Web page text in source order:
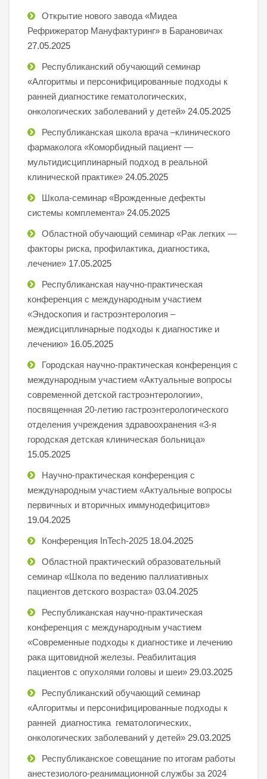
Открытие нового завода «Мидеа
Рефрижератор Мануфактуринг» в Барановичах
27.05.2025
Республиканский обучающий семинар
«Алгоритмы и персонифицированные подходы к
ранней диагностике гематологических,
онкологических заболеваний у детей» 24.05.2025
Республиканская школа врача –клинического
фармаколога «Коморбидный пациент —
мультидисциплинарный подход в реальной
клинической практике» 24.05.2025
Школа-семинар «Врожденные дефекты
системы комплемента» 24.05.2025
Областной обучающий семинар «Рак легких —
факторы риска, профилактика, диагностика,
лечение» 17.05.2025
Республиканская научно-практическая
конференция с международным участием
«Эндоскопия и гастроэнтерология –
междисциплинарные подходы к диагностике и
лечению» 16.05.2025
Городская научно-практическая конференция с
международным участием «Актуальные вопросы
современной детской гастроэнтерологии»,
посвященная 20-летию гастроэнтерологического
отделения учреждения здравоохранения «3-я
городская детская клиническая больница»
15.05.2025
Научно-практическая конференция с
международным участием «Актуальные вопросы
первичных и вторичных иммунодефицитов»
19.04.2025
Конференция InTech-2025 18.04.2025
Областной практический образовательный
семинар «Школа по ведению паллиативных
пациентов детского возраста» 03.04.2025
Республиканская научно-практическая
конференция с международным участием
«Современные подходы к диагностике и лечению
рака щитовидной железы. Реабилитация
пациентов с опухолями головы и шеи» 29.03.2025
Республиканский обучающий семинар
«Алгоритмы и персонифицированные подходы к
ранней диагностика гематологических,
онкологических заболеваний у детей» 29.03.2025
Республиканское совещание по итогам работы
анестезиолого-реанимационной службы за 2024